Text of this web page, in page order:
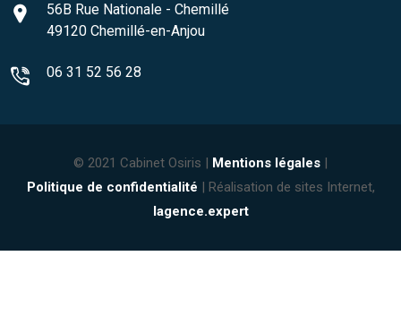
56B Rue Nationale - Chemillé
49120 Chemillé-en-Anjou
06 31 52 56 28
© 2021 Cabinet Osiris | Mentions légales |
Politique de confidentialité | Réalisation de sites Internet,
lagence.expert